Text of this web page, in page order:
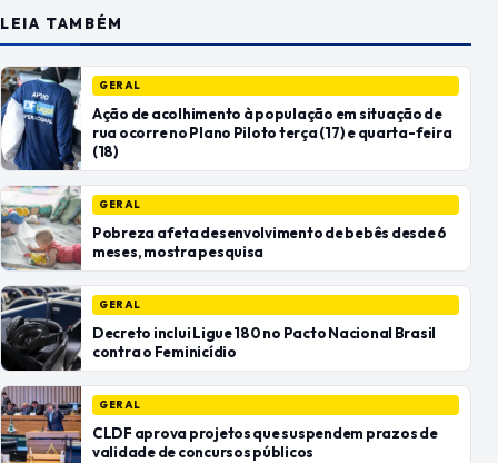
LEIA TAMBÉM
GERAL
Ação de acolhimento à população em situação de
rua ocorre no Plano Piloto terça (17) e quarta-feira
(18)
GERAL
Pobreza afeta desenvolvimento de bebês desde 6
meses, mostra pesquisa
GERAL
Decreto inclui Ligue 180 no Pacto Nacional Brasil
contra o Feminicídio
GERAL
CLDF aprova projetos que suspendem prazos de
validade de concursos públicos